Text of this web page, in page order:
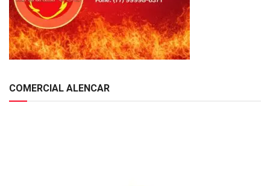
COMERCIAL ALENCAR